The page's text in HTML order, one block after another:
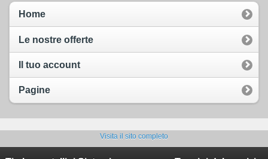
Home
Le nostre offerte
Il tuo account
Pagine
Visita il sito completo